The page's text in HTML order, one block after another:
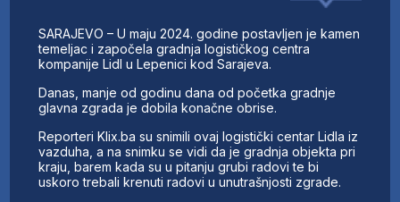
FINANSIJE
IZ STRANIH MEDIJA
AKTIVNOSTI
SWOT INTERVJU
KONTAKT
SARAJEVO – U maju 2024. godine postavljen je kamen
temeljac i započela gradnja logističkog centra
kompanije Lidl u Lepenici kod Sarajeva.
Danas, manje od godinu dana od početka gradnje
glavna zgrada je dobila konačne obrise.
Reporteri Klix.ba su snimili ovaj logistički centar Lidla iz
vazduha, a na snimku se vidi da je gradnja objekta pri
kraju, barem kada su u pitanju grubi radovi te bi
uskoro trebali krenuti radovi u unutrašnjosti zgrade.